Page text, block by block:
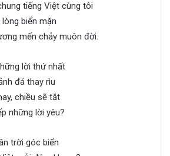
tiếng Việt cùng tôi
biển mặn
mến chảy muôn đời.
lời thứ nhất
đá thay rìu
chiều sẽ tắt
những lời yêu?
trời góc biển